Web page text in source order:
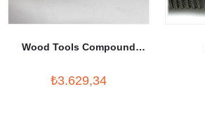
Wood Tools Compound
handed)
₺3.629,34